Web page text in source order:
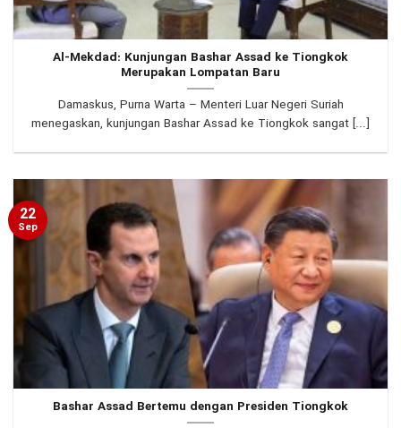
Al-Mekdad: Kunjungan Bashar Assad ke Tiongkok
Merupakan Lompatan Baru
Damaskus, Purna Warta – Menteri Luar Negeri Suriah
menegaskan, kunjungan Bashar Assad ke Tiongkok sangat [...]
Bashar Assad Bertemu dengan Presiden Tiongkok
22
Sep